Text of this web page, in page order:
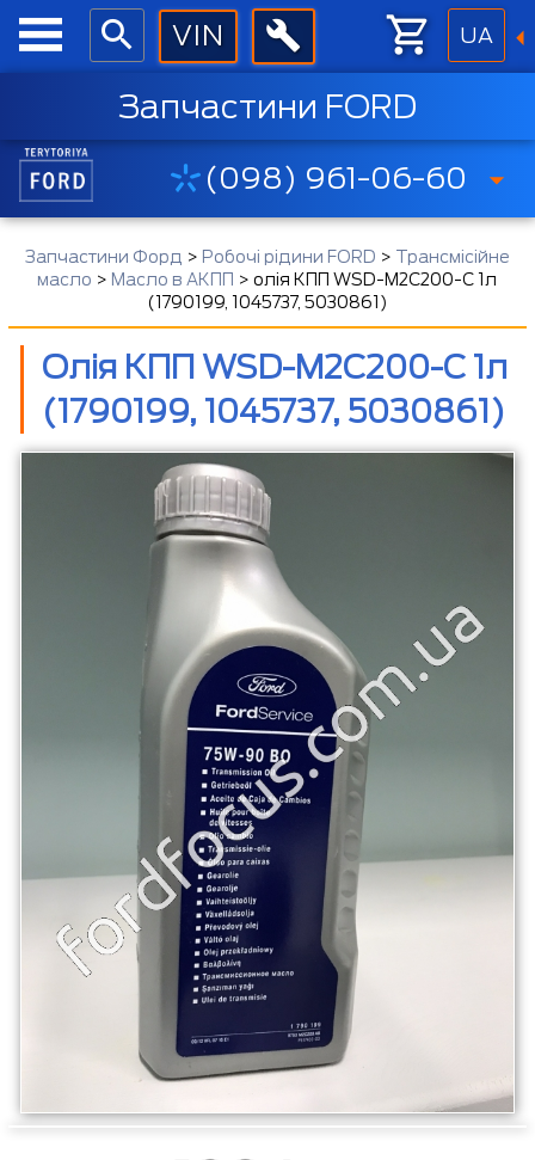
UA
Запчастини FORD
(098) 961-06-60
Запчастини Форд > Робочі рідини FORD > Трансмісійне
масло > Масло в АКПП >олія КПП WSD-M2C200-C 1л
(1790199, 1045737, 5030861)
Олія КПП WSD-M2C200-C 1л
(1790199, 1045737, 5030861)